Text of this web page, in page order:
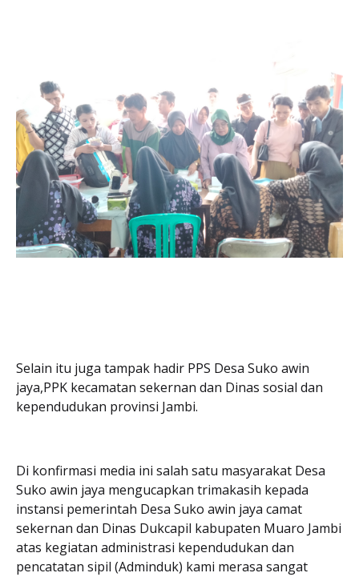
Selain itu juga tampak hadir PPS Desa Suko awin
jaya,PPK kecamatan sekernan dan Dinas sosial dan
kependudukan provinsi Jambi.
Di konfirmasi media ini salah satu masyarakat Desa
Suko awin jaya mengucapkan trimakasih kepada
instansi pemerintah Desa Suko awin jaya camat
sekernan dan Dinas Dukcapil kabupaten Muaro Jambi
atas kegiatan administrasi kependudukan dan
pencatatan sipil (Adminduk) kami merasa sangat